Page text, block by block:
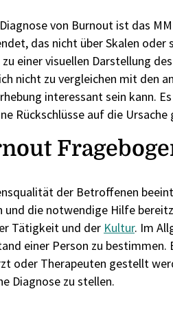
von Burnout ist das
das nicht über Skalen
einer visuellen Darstellung
nicht zu vergleichen mit den
interessant sein kann.
Rückschlüsse auf die
der Betroffenen
die notwendige Hilfe
Tätigkeit und der Kultur. Im
einer Person zu
oder Therapeuten gestellt
Diagnose zu stellen.